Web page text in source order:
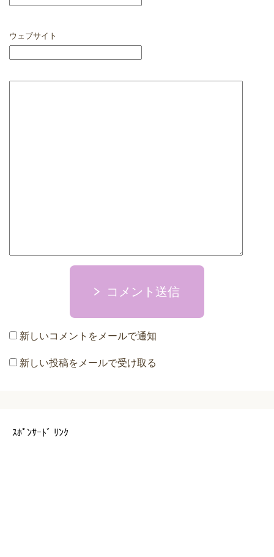
ウェブサイト
コメント送信
新しいコメントをメールで通知
新しい投稿をメールで受け取る
ｽﾎﾟﾝｻｰﾄﾞ ﾘﾝｸ